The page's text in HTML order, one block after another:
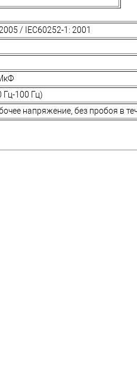
/ IEC60252-1: 2001
Гц-100 Гц)
напряжение, без пробоя в